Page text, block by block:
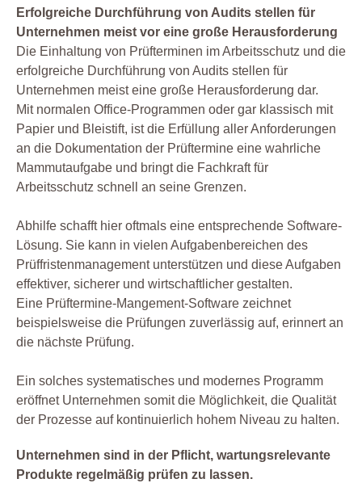
Erfolgreiche Durchführung von Audits stellen für
Unternehmen meist vor eine große Herausforderung
Die Einhaltung von Prüfterminen im Arbeitsschutz und die
erfolgreiche Durchführung von Audits stellen für
Unternehmen meist eine große Herausforderung dar.
Mit normalen Office-Programmen oder gar klassisch mit
Papier und Bleistift, ist die Erfüllung aller Anforderungen
an die Dokumentation der Prüftermine eine wahrliche
Mammutaufgabe und bringt die Fachkraft für
Arbeitsschutz schnell an seine Grenzen.
Abhilfe schafft hier oftmals eine entsprechende Software-
Lösung. Sie kann in vielen Aufgabenbereichen des
Prüffristenmanagement unterstützen und diese Aufgaben
effektiver, sicherer und wirtschaftlicher gestalten.
Eine Prüftermine-Mangement-Software zeichnet
beispielsweise die Prüfungen zuverlässig auf, erinnert an
die nächste Prüfung.
Ein solches systematisches und modernes Programm
eröffnet Unternehmen somit die Möglichkeit, die Qualität
der Prozesse auf kontinuierlich hohem Niveau zu halten.
Unternehmen sind in der Pflicht, wartungsrelevante
Produkte regelmäßig prüfen zu lassen.